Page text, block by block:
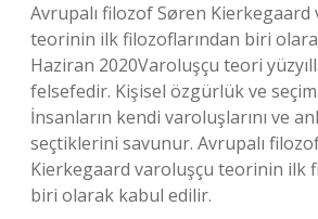
Avrupalı ​​filozof Søren Kierkegaard
teorinin ilk filozoflarından biri
Haziran 2020Varoluşçu teori
felsefedir. Kişisel özgürlük ve
İnsanların kendi varoluşlarını ve
seçtiklerini savunur. Avrupalı
Kierkegaard varoluşçu teorinin ilk
biri olarak kabul edilir.